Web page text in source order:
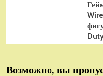
Возможно, вы